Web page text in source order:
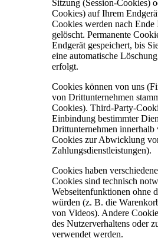
Sitzung (Session-Cookies)
Cookies) auf Ihrem
Cookies werden nach Ende
gelöscht. Permanente
Endgerät gespeichert, bis
eine automatische
erfolgt.
Cookies können von uns
von Drittunternehmen
Cookies). Third-Party-
Einbindung bestimmter
Drittunternehmen innerhalb
Cookies zur Abwicklung
Zahlungsdienstleistungen).
Cookies haben
Cookies sind technisch
Webseitenfunktionen ohne
würden (z. B. die
von Videos). Andere
des Nutzerverhaltens oder
verwendet werden.